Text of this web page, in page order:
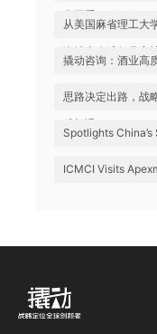
化握手”
从美国麻省理工大
询站上全球行业高地
撬动咨询：酒业高
思路决定出路，战
球机遇
Spotlights
ICMCI Visits